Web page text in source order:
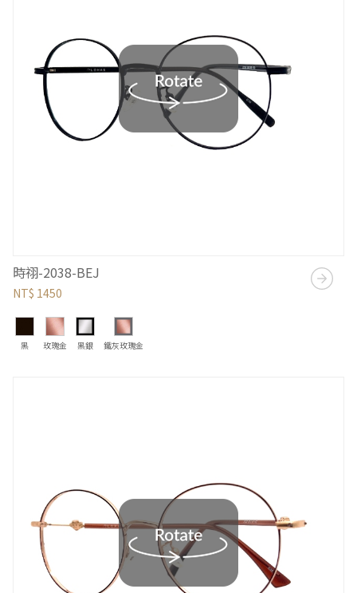
時祤-2038-BEJ
NT$ 1450
黑 玫瑰金 黑銀 鐵灰玫瑰金